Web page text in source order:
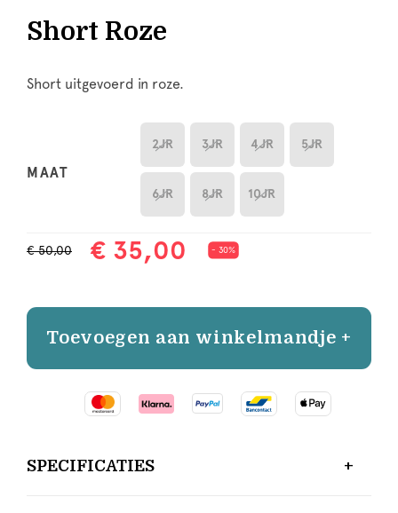
Short Roze
Short uitgevoerd in roze.
MAAT
2JR 3JR 4JR 5JR
6JR 8JR 10JR
€ 50,00 € 35,00 - 30%
Toevoegen aan winkelmandje +
SPECIFICATIES